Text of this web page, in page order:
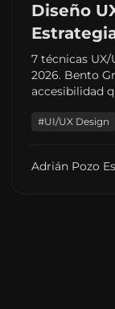
Diseño
7 técnicas
2026. Bento
accesibilidad
#UI/UX Design
Adrián Pozo